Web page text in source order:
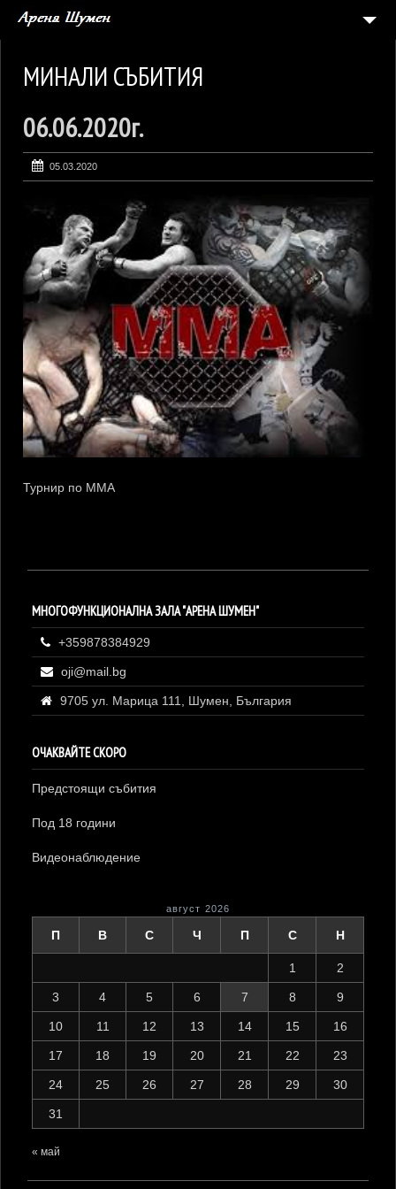
СЪБИТИЯ
АРЕНАТА
ГАЛЕРИЯ
КОНТАКТИ
МИНАЛИ СЪБИТИЯ
06.06.2020г.
05.03.2020
Турнир по ММА
МНОГОФУНКЦИОНАЛНА ЗАЛА "АРЕНА ШУМЕН"
+359878384929
oji@mail.bg
9705 ул. Марица 111, Шумен, България
ОЧАКВАЙТЕ СКОРО
Предстоящи събития
Под 18 години
Видеонаблюдение
август 2026
П В С Ч П С Н
1 2
3 4 5 6 7 8 9
10 11 12 13 14 15 16
17 18 19 20 21 22 23
24 25 26 27 28 29 30
31
« май